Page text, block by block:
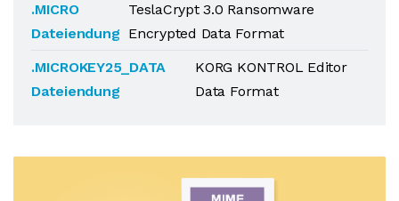
.MICRO
Dateiendung
TeslaCrypt 3.0 Ransomware
Encrypted Data Format
.MICROKEY25_DATA
Dateiendung
KORG KONTROL Editor
Data Format